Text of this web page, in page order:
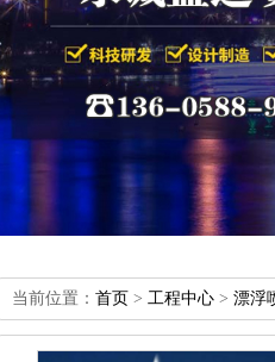
当前位置：首页 > 工程中心 >漂浮